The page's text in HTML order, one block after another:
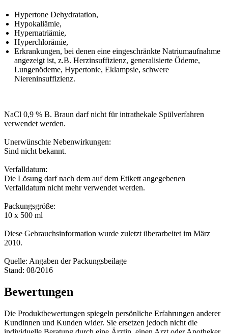
Hypertone Dehydratation,
Hypokaliämie,
Hypernatriämie,
Hyperchlorämie,
Erkrankungen, bei denen eine eingeschränkte Natriumaufnahme
angezeigt ist, z.B. Herzinsuffizienz, generalisierte Ödeme,
Lungenödeme, Hypertonie, Eklampsie, schwere
Niereninsuffizienz.
NaCl 0,9 % B. Braun darf nicht für intrathekale Spülverfahren
verwendet werden.
Unerwünschte Nebenwirkungen:
Sind nicht bekannt.
Verfalldatum:
Die Lösung darf nach dem auf dem Etikett angegebenen
Verfalldatum nicht mehr verwendet werden.
Packungsgröße:
10 x 500 ml
Diese Gebrauchsinformation wurde zuletzt überarbeitet im März
2010.
Quelle: Angaben der Packungsbeilage
Stand: 08/2016
Bewertungen
Die Produktbewertungen spiegeln persönliche Erfahrungen anderer
Kundinnen und Kunden wider. Sie ersetzen jedoch nicht die